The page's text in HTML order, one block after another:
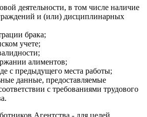
деятельности, в том числе наличие
и (или) дисциплинарных
брака;
учете;
алиментов;
с предыдущего места работы;
данные, предоставляемые
с требованиями трудового
Агентства - для целей